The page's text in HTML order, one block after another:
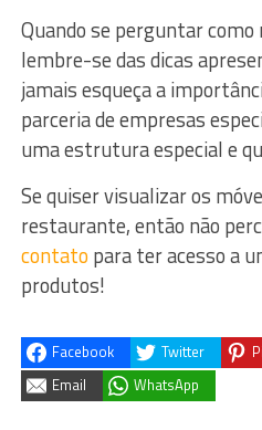
Quando se perguntar
lembre-se das dicas
jamais esqueça a
parceria de empresas
uma estrutura especial e
Se quiser visualizar os
restaurante, então não
contato para ter acesso a
produtos!
Facebook Twitter
Email
WhatsApp